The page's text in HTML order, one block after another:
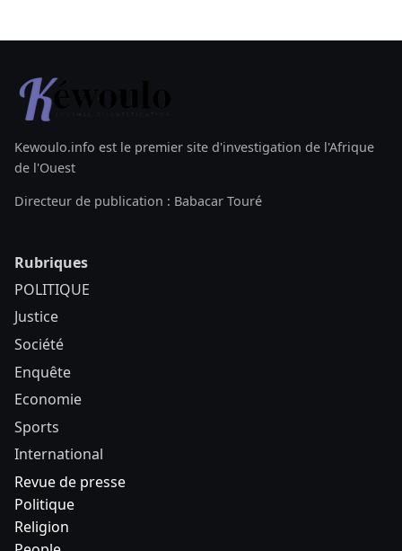
Kewoulo.info est le premier site d'investigation de l'Afrique
de l'Ouest
Directeur de publication : Babacar Touré
Rubriques
POLITIQUE
Justice
Société
Enquête
Economie
Sports
International
Revue de presse
Politique
Religion